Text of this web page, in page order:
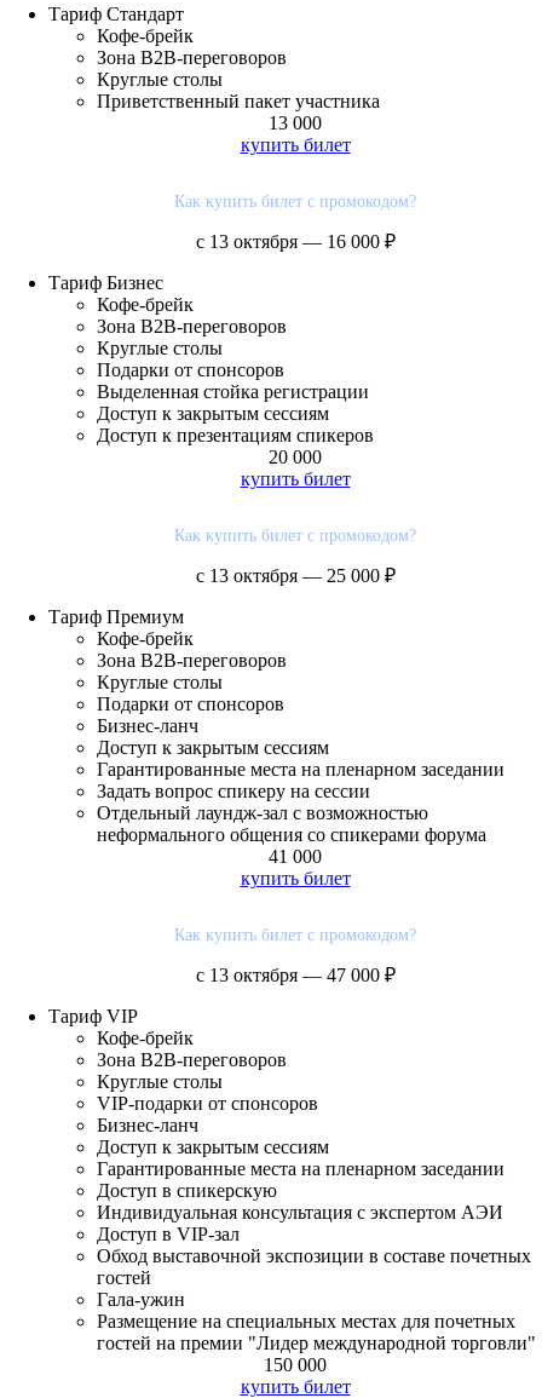
Тариф Стандарт
Кофе-брейк
Зона B2B-переговоров
Круглые столы
Приветственный пакет участника
13 000
купить билет
Как купить билет с промокодом?
с 13 октября — 16 000 ₽
Тариф Бизнес
Кофе-брейк
Зона В2В-переговоров
Круглые столы
Подарки от спонсоров
Выделенная стойка регистрации
Доступ к закрытым сессиям
Доступ к презентациям спикеров
20 000
купить билет
Как купить билет с промокодом?
с 13 октября — 25 000 ₽
Тариф Премиум
Кофе-брейк
Зона В2В-переговоров
Круглые столы
Подарки от спонсоров
Бизнес-ланч
Доступ к закрытым сессиям
Гарантированные места на пленарном заседании
Задать вопрос спикеру на сессии
Отдельный лаундж-зал с возможностью
неформального общения со спикерами форума
41 000
купить билет
Как купить билет с промокодом?
с 13 октября — 47 000 ₽
Тариф VIP
Кофе-брейк
Зона В2В-переговоров
Круглые столы
VIP-подарки от спонсоров
Бизнес-ланч
Доступ к закрытым сессиям
Гарантированные места на пленарном заседании
Доступ в спикерскую
Индивидуальная консультация с экспертом АЭИ
Доступ в VIP-зал
Обход выставочной экспозиции в составе почетных
гостей
Гала-ужин
Размещение на специальных местах для почетных
гостей на премии "Лидер международной торговли"
150 000
купить билет